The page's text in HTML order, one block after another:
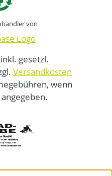
von
gesetzl.
Versandkosten
wenn